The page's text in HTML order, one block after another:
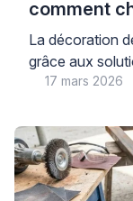
comment
et de
La décoration
grâce aux
permettent de
recherchent
vitraux
cette flexibilité
naturelle.
17 mars 2026